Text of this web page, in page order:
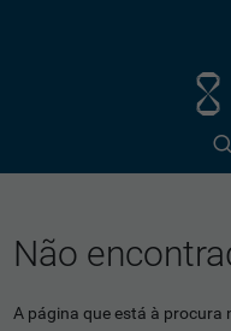
Não
A página que está à procura